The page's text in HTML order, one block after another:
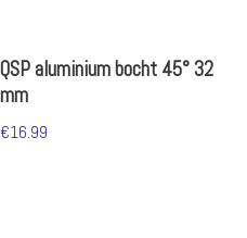
QSP aluminium bocht 45° 32
mm
€16.99